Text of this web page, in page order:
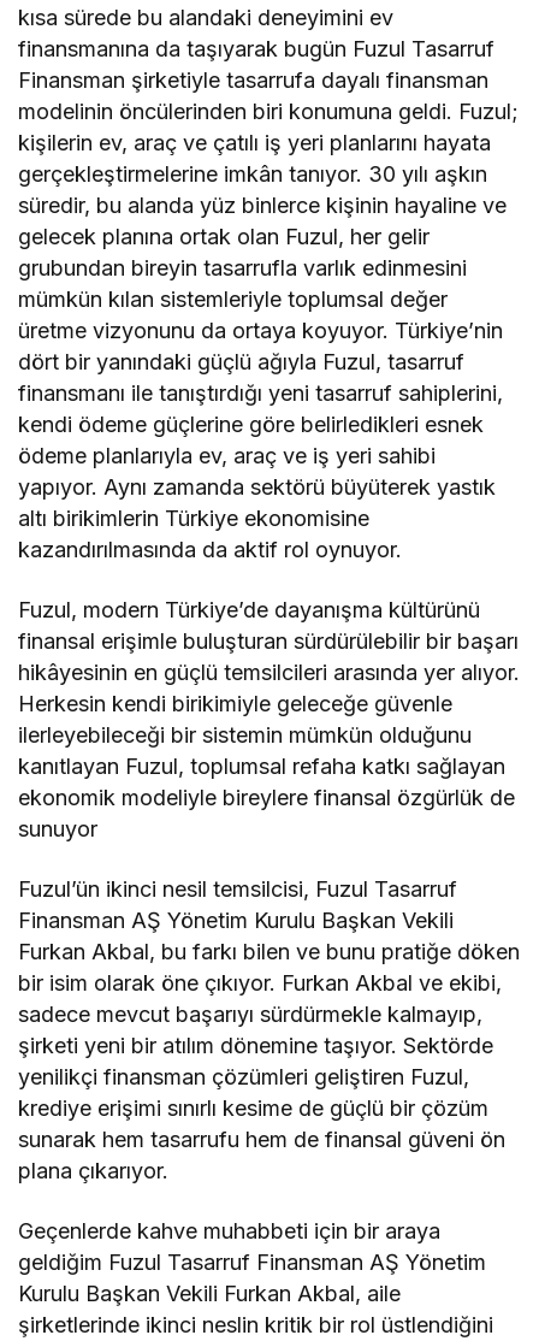
kısa sürede bu alandaki deneyimini ev
finansmanına da taşıyarak bugün Fuzul Tasarruf
Finansman şirketiyle tasarrufa dayalı finansman
modelinin öncülerinden biri konumuna geldi. Fuzul;
kişilerin ev, araç ve çatılı iş yeri planlarını hayata
gerçekleştirmelerine imkân tanıyor. 30 yılı aşkın
süredir, bu alanda yüz binlerce kişinin hayaline ve
gelecek planına ortak olan Fuzul, her gelir
grubundan bireyin tasarrufla varlık edinmesini
mümkün kılan sistemleriyle toplumsal değer
üretme vizyonunu da ortaya koyuyor. Türkiye’nin
dört bir yanındaki güçlü ağıyla Fuzul, tasarruf
finansmanı ile tanıştırdığı yeni tasarruf sahiplerini,
kendi ödeme güçlerine göre belirledikleri esnek
ödeme planlarıyla ev, araç ve iş yeri sahibi
yapıyor. Aynı zamanda sektörü büyüterek yastık
altı birikimlerin Türkiye ekonomisine
kazandırılmasında da aktif rol oynuyor.
Fuzul, modern Türkiye’de dayanışma kültürünü
finansal erişimle buluşturan sürdürülebilir bir başarı
hikâyesinin en güçlü temsilcileri arasında yer alıyor.
Herkesin kendi birikimiyle geleceğe güvenle
ilerleyebileceği bir sistemin mümkün olduğunu
kanıtlayan Fuzul, toplumsal refaha katkı sağlayan
ekonomik modeliyle bireylere finansal özgürlük de
sunuyor
Fuzul’ün ikinci nesil temsilcisi, Fuzul Tasarruf
Finansman AŞ Yönetim Kurulu Başkan Vekili
Furkan Akbal, bu farkı bilen ve bunu pratiğe döken
bir isim olarak öne çıkıyor. Furkan Akbal ve ekibi,
sadece mevcut başarıyı sürdürmekle kalmayıp,
şirketi yeni bir atılım dönemine taşıyor. Sektörde
yenilikçi finansman çözümleri geliştiren Fuzul,
krediye erişimi sınırlı kesime de güçlü bir çözüm
sunarak hem tasarrufu hem de finansal güveni ön
plana çıkarıyor.
Geçenlerde kahve muhabbeti için bir araya
geldiğim Fuzul Tasarruf Finansman AŞ Yönetim
Kurulu Başkan Vekili Furkan Akbal, aile
şirketlerinde ikinci neslin kritik bir rol üstlendiğini